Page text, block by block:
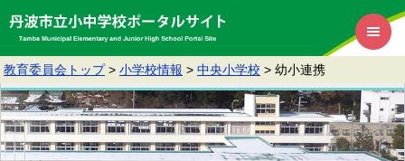
教育委員会トップ > 小学校情報 > 中央小学校 > 幼小連携